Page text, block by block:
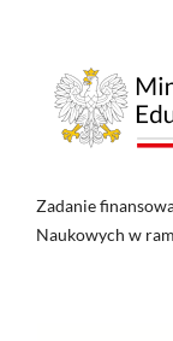
Zadanie
Naukowych w